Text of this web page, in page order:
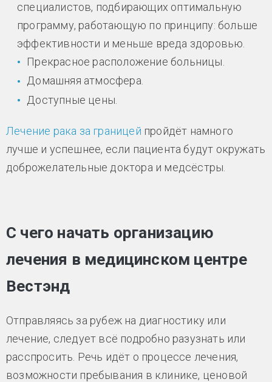
специалистов, подбирающих оптимальную
программу, работающую по принципу: больше
эффективности и меньше вреда здоровью.
Прекрасное расположение больницы.
Домашняя атмосфера.
Доступные цены.
Лечение рака за границей пройдёт намного
лучше и успешнее, если пациента будут окружать
доброжелательные доктора и медсёстры.
С чего начать организацию
лечения в медицинском центре
Вестэнд
Отправляясь за рубеж на диагностику или
лечение, следует всё подробно разузнать или
расспросить. Речь идёт о процессе лечения,
возможности пребывания в клинике, ценовой